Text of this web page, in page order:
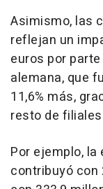
Asimismo, las
reflejan un
euros por
alemana, que
11,6% más,
resto de filiales
Por ejemplo,
contribuyó con